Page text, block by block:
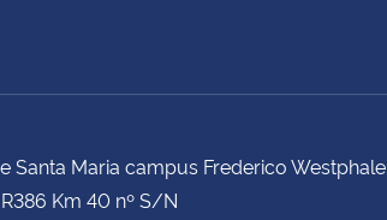
Santa Maria campus Frederico
Km 40 nº S/N